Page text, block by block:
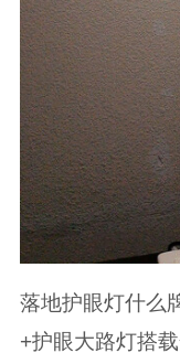
落地护眼灯什么
+护眼大路灯搭